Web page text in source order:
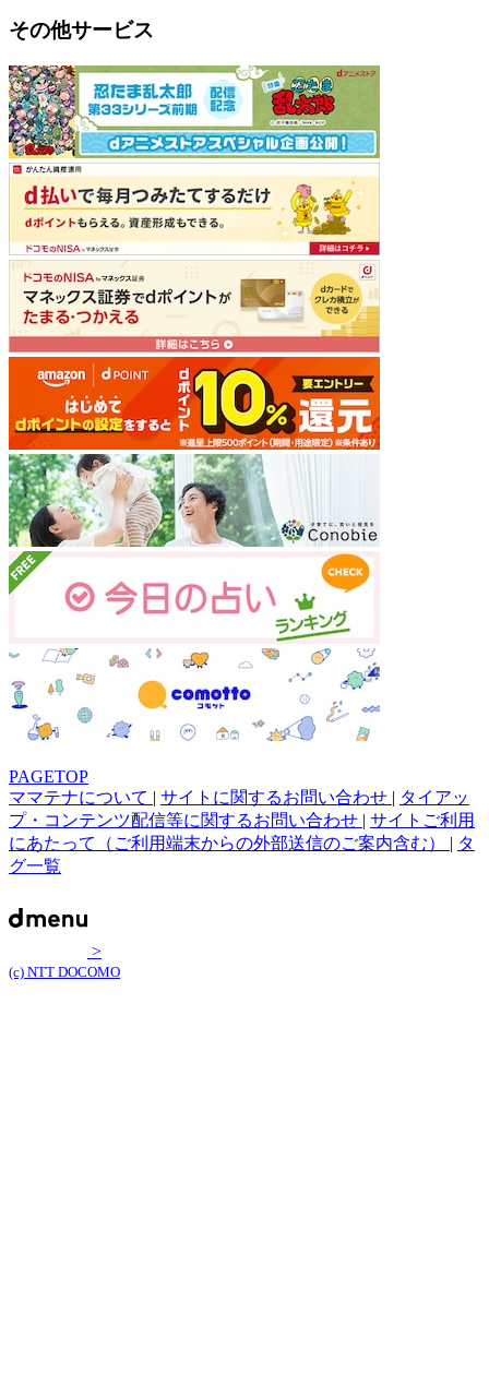
その他サービス
PAGETOP
ママテナについて | サイトに関するお問い合わせ | タイアッ
プ・コンテンツ配信等に関するお問い合わせ | サイトご利用
にあたって（ご利用端末からの外部送信のご案内含む） | タ
グ一覧
>
(c) NTT DOCOMO